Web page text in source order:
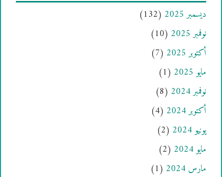
ديسمبر 2025
(132)
نوفمبر 2025
(10)
أكتوبر 2025
(7)
مايو 2025
(1)
نوفمبر 2024
(8)
أكتوبر 2024
(4)
يونيو 2024
(2)
مايو 2024
(2)
مارس 2024
(1)